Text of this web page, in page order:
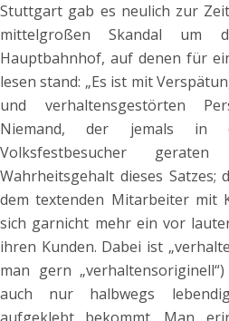
Stuttgart gab es neulich zur
mittelgroßen Skandal um
Hauptbahnhof, auf denen für
lesen stand: „Es ist mit
und verhaltensgestörten
Niemand, der jemals in
Volksfestbesucher
Wahrheitsgehalt dieses Satzes;
dem textenden Mitarbeiter mit
sich garnicht mehr ein vor
ihren Kunden. Dabei ist
man gern
auch nur halbwegs